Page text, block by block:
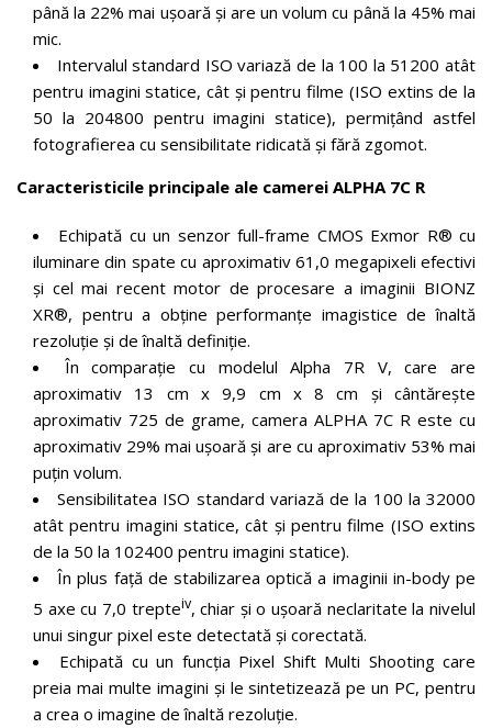
până la 22% mai ușoară și are un volum cu până la 45% mai
mic.
Intervalul standard ISO variază de la 100 la 51200 atât
pentru imagini statice, cât și pentru filme (ISO extins de la
50 la 204800 pentru imagini statice), permițând astfel
fotografierea cu sensibilitate ridicată și fără zgomot.
Caracteristicile principale ale camerei ALPHA 7C R
Echipată cu un senzor full-frame CMOS Exmor R® cu
iluminare din spate cu aproximativ 61,0 megapixeli efectivi
și cel mai recent motor de procesare a imaginii BIONZ
XR®, pentru a obține performanțe imagistice de înaltă
rezoluție și de înaltă definiție.
În comparație cu modelul Alpha 7R V, care are
aproximativ 13 cm x 9,9 cm x 8 cm și cântărește
aproximativ 725 de grame, camera ALPHA 7C R este cu
aproximativ 29% mai ușoară și are cu aproximativ 53% mai
puțin volum.
Sensibilitatea ISO standard variază de la 100 la 32000
atât pentru imagini statice, cât și pentru filme (ISO extins
de la 50 la 102400 pentru imagini statice).
În plus față de stabilizarea optică a imaginii in-body pe
5 axe cu 7,0 trepteiv, chiar și o ușoară neclaritate la nivelul
unui singur pixel este detectată și corectată.
Echipată cu un funcția Pixel Shift Multi Shooting care
preia mai multe imagini și le sintetizează pe un PC, pentru
a crea o imagine de înaltă rezoluție.